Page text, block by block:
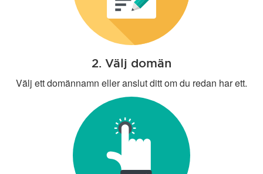
2. Välj domän
Välj ett domännamn eller anslut ditt om du redan har ett.